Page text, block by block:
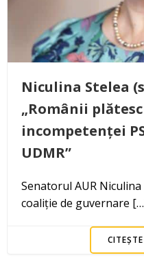
Niculina Stelea
„Românii
incompetenței
UDMR”
Senatorul AUR
coaliție de guvernare